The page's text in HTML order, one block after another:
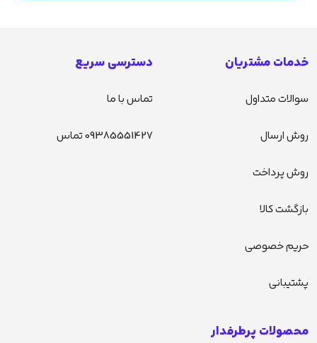
خدمات مشتریان
سوالات متداول
روش ارسال
روش پرداخت
بازگشت کالا
حریم خصوصی
پشتیبانی
دسترسی سریع
تماس با ما
09385551427 تماس
محصولات پرطرفدار